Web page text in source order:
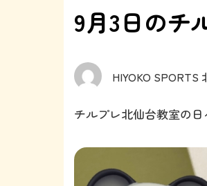
9月3日のチ
HIYOKO SPORTS
チルプレ北仙台教室の日